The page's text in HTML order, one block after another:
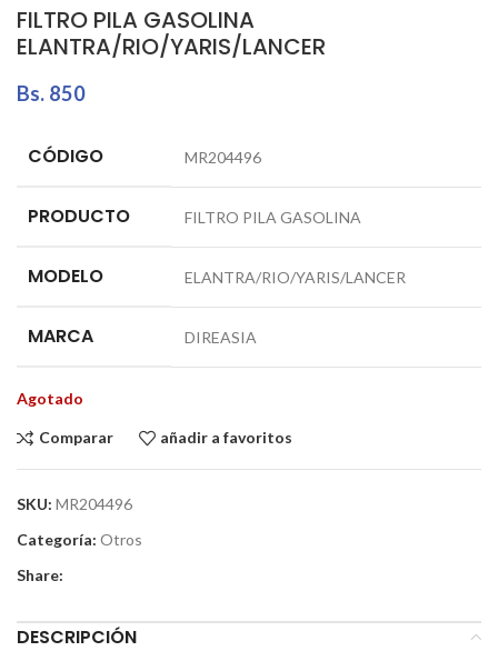
FILTRO PILA GASOLINA
ELANTRA/RIO/YARIS/LANCER
Bs. 850
CÓDIGO MR204496
PRODUCTO FILTRO PILA GASOLINA
MODELO ELANTRA/RIO/YARIS/LANCER
MARCA DIREASIA
Agotado
Comparar añadir a favoritos
SKU: MR204496
Categoría: Otros
Share:
DESCRIPCIÓN